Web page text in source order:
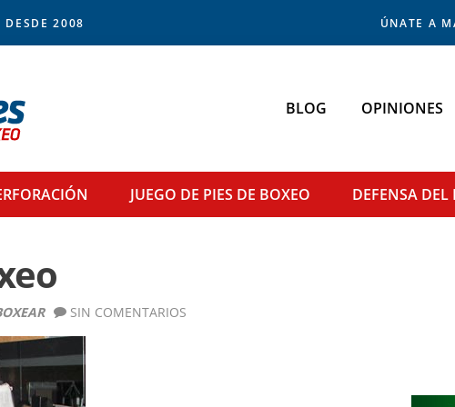
DESDE 2008 ÚNATE A
BLOG OPINIONES
JUEGO DE PIES DE BOXEO DEFENSA DEL
SIN COMENTARIOS